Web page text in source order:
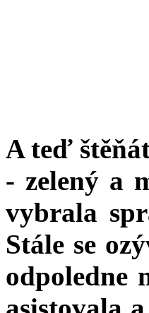
A teď
- zelený a
vybrala
Stále se
odpoledne